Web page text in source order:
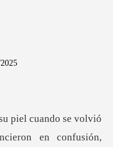
en confusión,